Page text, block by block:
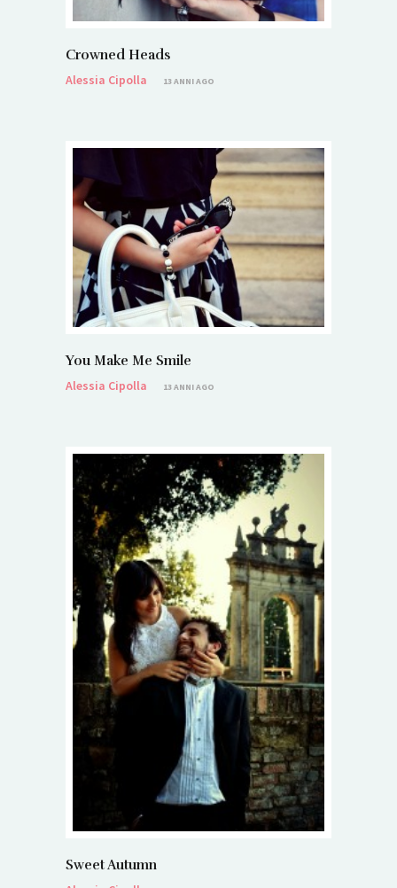
Crowned Heads
Alessia Cipolla
13 ANNI AGO
You Make Me Smile
Alessia Cipolla
13 ANNI AGO
Sweet Autumn